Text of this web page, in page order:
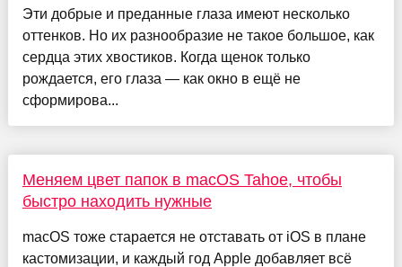
Эти добрые и преданные глаза имеют несколько
оттенков. Но их разнообразие не такое большое, как
сердца этих хвостиков. Когда щенок только
рождается, его глаза — как окно в ещё не
сформирова...
Меняем цвет папок в macOS Tahoe, чтобы
быстро находить нужные
macOS тоже старается не отставать от iOS в плане
кастомизации, и каждый год Apple добавляет всё